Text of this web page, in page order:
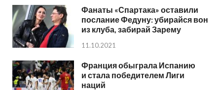
Фанаты «Спартака» оставили
послание Федуну: убирайся вон
из клуба, забирай Зарему
11.10.2021
Франция обыграла Испанию
и стала победителем Лиги
наций